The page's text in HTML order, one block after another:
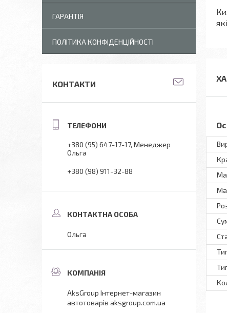
ГАРАНТІЯ
ПОЛІТИКА КОНФІДЕНЦІЙНОСТІ
КОНТАКТИ
+380 (95) 647-17-17 Менеджер
Ольга
+380 (98) 911-32-88
Ольга
AksGroup Інтернет-магазин
автотоварів aksgroup.com.ua